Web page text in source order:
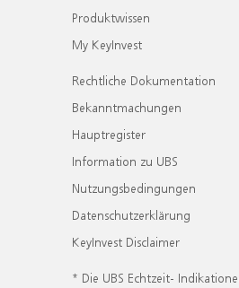
Produktwissen
My KeyInvest
Rechtliche Dokumentation
Bekanntmachungen
Hauptregister
Information zu UBS
Nutzungsbedingungen
Datenschutzerklärung
KeyInvest Disclaimer
* Die UBS Echtzeit-